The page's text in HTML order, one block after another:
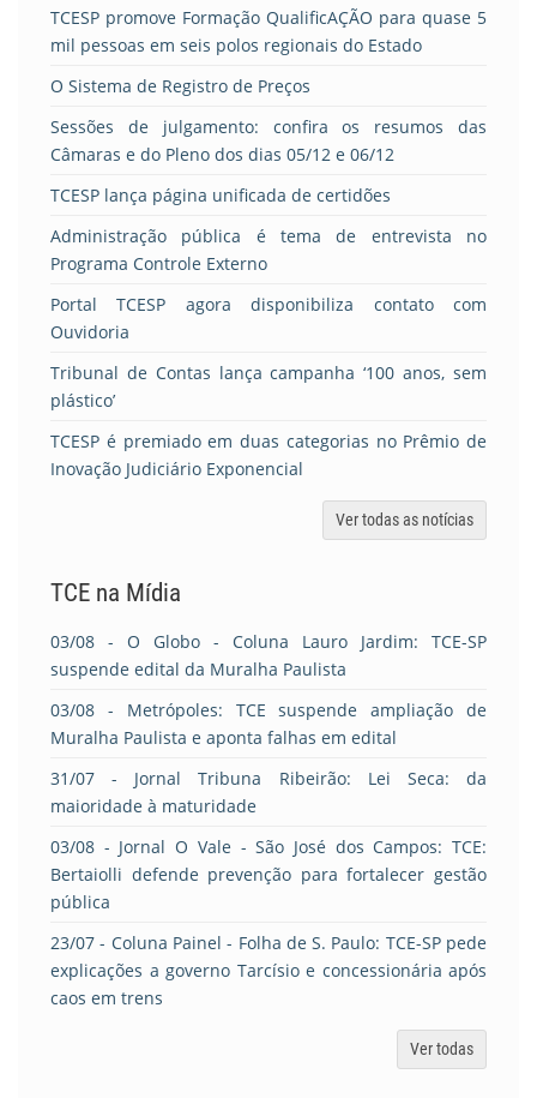
TCESP promove Formação QualificAÇÃO para quase 5
mil pessoas em seis polos regionais do Estado
O Sistema de Registro de Preços
Sessões de julgamento: confira os resumos das
Câmaras e do Pleno dos dias 05/12 e 06/12
TCESP lança página unificada de certidões
Administração pública é tema de entrevista no
Programa Controle Externo
Portal TCESP agora disponibiliza contato com
Ouvidoria
Tribunal de Contas lança campanha ‘100 anos, sem
plástico’
TCESP é premiado em duas categorias no Prêmio de
Inovação Judiciário Exponencial
Ver todas as notícias
TCE na Mídia
03/08 - O Globo - Coluna Lauro Jardim: TCE-SP
suspende edital da Muralha Paulista
03/08 - Metrópoles: TCE suspende ampliação de
Muralha Paulista e aponta falhas em edital
31/07 - Jornal Tribuna Ribeirão: Lei Seca: da
maioridade à maturidade
03/08 - Jornal O Vale - São José dos Campos: TCE:
Bertaiolli defende prevenção para fortalecer gestão
pública
23/07 - Coluna Painel - Folha de S. Paulo: TCE-SP pede
explicações a governo Tarcísio e concessionária após
caos em trens
Ver todas